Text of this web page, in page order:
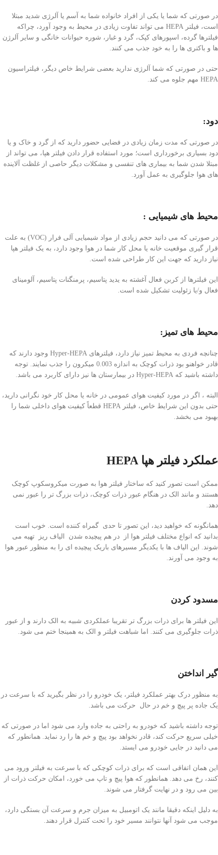
در صورتی که شما یا یکی از افراد خانواده شما به آسم یا آلرژی شدید مبتلا
است، فیلتر HEPA می تواند تفاوت زیادی در محیط به وجود آورد، چراکه
فیلترها گرده، اسپورهای کپک، گرد و غبار، شوره حیوانات خانگی و سایر آلرژن
ها و باکتری ها را به خود جذب می کنند.
حتی در صورتی که شما آلرژی ندارید بعضی شرایط خاص دیگر، فیلتراسیون
HEPA مهم جلوه می کند.
دود:
در صورتی که مدت زمان زیادی در فضایی حضور دارید که از گرد و خاک و یا
دود بسیاری برخورداری است؛ مورد استفاده قرار دادن فیلتر هپا، می تواند از
مبتلا شدن شما به بیماری های تنفسی و مشکلات دیگر حاصی از غلظت آلاینده
های هوا جلوگیری به عمل آورد.
محیط های شیمیایی :
در صورتی که می دانید حجم زیادی از مواد شیمیایی آلی فرار (VOC) به علت
قرار گیری موقعیت خانه یا محل کار شما در هوا وجود دارد، به یک فیلتر هپا
نیاز دارید که جهت این کار طراحی شده است.
این فیلترها از کربن فعال آغشته به یدید پتاسیم، پرمنگنات پتاسیم، آلومینای
فعال و/یا زئولیت تشکیل شده است.
محیط های تمیز :
چنانچه فردی به محیط تمیز نیاز دارد، فیلترهای Hyper-HEPA وجود دارند که
قادر خواهنو بود ذرات کوچک به اندازه 0.003 میکرون را جذب نمایند. توجه
داشته باشید که Hyper-HEPA در بیمارستان ها نیز دارای کاربرد می باشد.
البته ، اگر در مورد کیفیت هوای عمومی در خانه یا محل کار خود نگرانی دارید،
حتی بدون این شرایط خاص، فیلتر HEPA قطعاً کیفیت هوای داخلی شما را
بهبود می بخشد.
عملکرد فیلتر هپا HEPA
ممکن است تصور کنید که ساختار فیلتر هوا به صورت میکروسکوپ کوچک
هستند و مانند الک در هنگام عبور ذرات کوچک، ذرات بزرگ تر را عبور نمی
دهد.
همانگونه که خواهید دید، این تصور تا حدی گمراه کننده است. خوب است
بدانید که انواع مختلف فیلتر هوا از در هم پیچیده شدن الیاف ریز تهیه می
شوند. این الیاف ها با یکدیگر مسیرهای باریک پیچیده ای را به منظور عبور هوا
به وجود می آورند.
مسدود کردن
این فیلتر ها برای ذرات بزرگ تر تقریبا عملکردی شبیه به الک دارند و از عبور
ذرات جلوگیری می کنند. اما شباهت فیلتر و الک به همینجا ختم می شود.
گیر انداختن
به منظور درک بهتر عملکرد فیلتر، یک خودرو را در نظر بگیرید که با سرعت در
یک جاده پر پیچ و خم در حال حرکت می باشد.
توجه داشته باشید که خودرو به راحتی به جاده وارد می شود اما در صورتی که
خیلی سریع حرکت کند، قادر نخواهد بود پیچ و خم ها را رد نماید. همانطور که
می دانید در جایی خودرو می ایستد.
این همان اتفاقی است که برای ذرات کوچکی که با سرعت به فیلتر ورود می
کنند، رخ می دهد. همانطور که هوا پیچ و تاپ می خورد، امکان حرکت ذرات از
بین می رود و در نهایت گرفتار می شوند.
به دلیل اینکه دقیقا مانند یک اتومبیل به میزان جرم و سرعت آن بستگی دارد،
موجب می شود آنها نتوانند مسیر خود را تحت کنترل قرار دهند.